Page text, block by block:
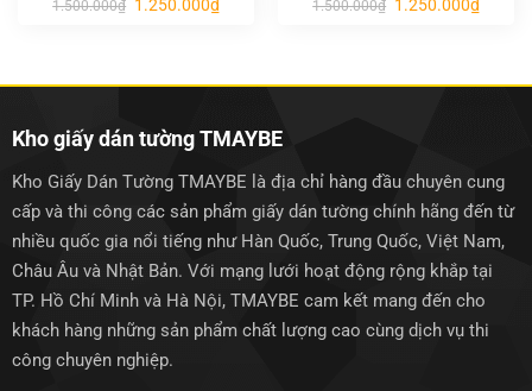
1.500.000₫ 1.250.000₫
hiện
1.500.000₫ 1.250.000₫
hiện
Kho giấy dán tường TMAYBE
Kho Giấy Dán Tường TMAYBE là địa chỉ hàng đầu chuyên cung
cấp và thi công các sản phẩm giấy dán tường chính hãng đến từ
nhiều quốc gia nổi tiếng như Hàn Quốc, Trung Quốc, Việt Nam,
Châu Âu và Nhật Bản. Với mạng lưới hoạt động rộng khắp tại
TP. Hồ Chí Minh và Hà Nội, TMAYBE cam kết mang đến cho
khách hàng những sản phẩm chất lượng cao cùng dịch vụ thi
công chuyên nghiệp.